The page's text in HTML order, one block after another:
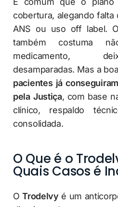
cobertura, alegando
ANS ou uso off label.
também costuma
medicamento,
desamparadas. Mas a
pacientes já
pela Justiça, com base
clínico, respaldo
consolidada.
O Que é o
Quais Casos é
OTrodelvy é um